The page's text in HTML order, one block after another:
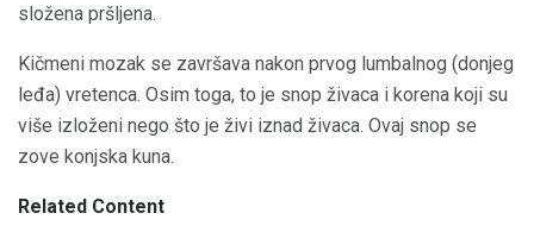
složena pršljena.
Kičmeni mozak se završava nakon prvog lumbalnog (donjeg
leđa) vretenca. Osim toga, to je snop živaca i korena koji su
više izloženi nego što je živi iznad živaca. Ovaj snop se
zove konjska kuna.
Related Content